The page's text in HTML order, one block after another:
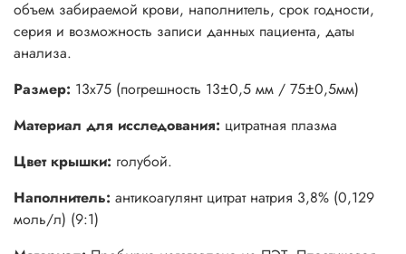
объем забираемой крови, наполнитель, срок годности,
серия и возможность записи данных пациента, даты
анализа.
Размер: 13х75 (погрешность 13±0,5 мм / 75±0,5мм)
Материал для исследования: цитратная плазма
Цвет крышки: голубой.
Наполнитель: антикоагулянт цитрат натрия 3,8% (0,129
моль/л) (9:1)